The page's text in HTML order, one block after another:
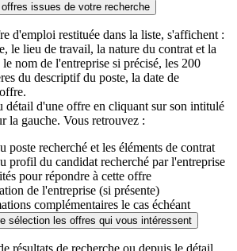
issues de votre recherche
d'emploi restituée dans la liste, s'affichent :
le lieu de travail, la nature du contrat et la
nom de l'entreprise si précisé, les 200
du descriptif du poste, la date de
détail d'une offre en cliquant sur son intitulé
la gauche. Vous retrouvez :
poste recherché et les éléments de contrat
profil du candidat recherché par l'entreprise
pour répondre à cette offre
de l'entreprise (si présente)
complémentaires le cas échéant
sélection les offres qui vous intéressent
résultats de recherche ou depuis le détail